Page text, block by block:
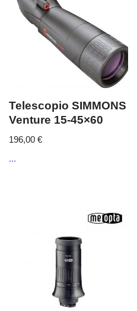
Telescopio SIMMONS
Venture 15-45×60
196,00 €
...